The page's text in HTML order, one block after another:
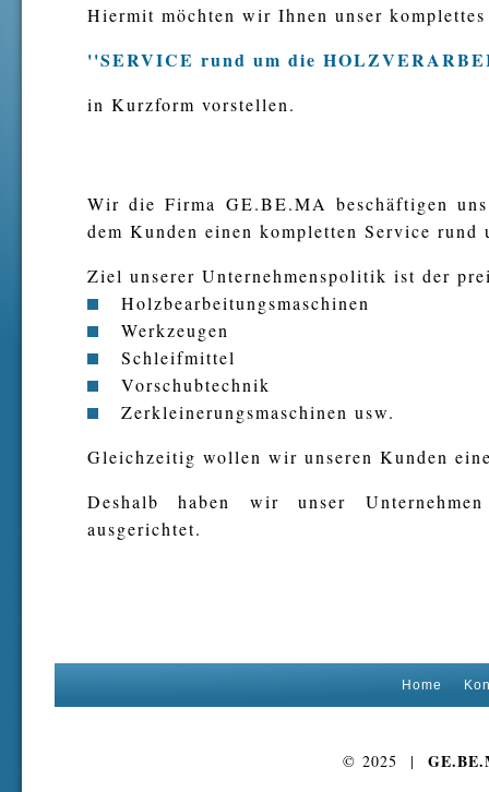
Hiermit möchten wir Ihnen unser
''SERVICE rund um die
in Kurzform vorstellen.
Wir die Firma GE.BE.MA beschäftigen
dem Kunden einen kompletten Service
Ziel unserer Unternehmenspolitik ist der
Holzbearbeitungsmaschinen
Werkzeugen
Schleifmittel
Vorschubtechnik
Zerkleinerungsmaschinen usw.
Gleichzeitig wollen wir unseren Kunden
Deshalb haben wir unser
ausgerichtet.
Home
© 2025 |